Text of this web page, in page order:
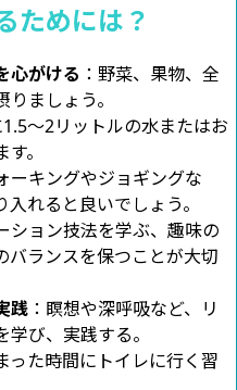
ためには？
心がける ：野菜、果物、全
ましょう。
1.5〜2リットルの水またはお
。
ーキングやジョギングな
れると良いでしょう。
ション技法を学ぶ、趣味の
バランスを保つことが大切
践 ：瞑想や深呼吸など、リ
び、実践する。
った時間にトイレに行く習